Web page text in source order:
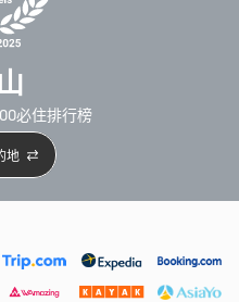
必住排行榜
地